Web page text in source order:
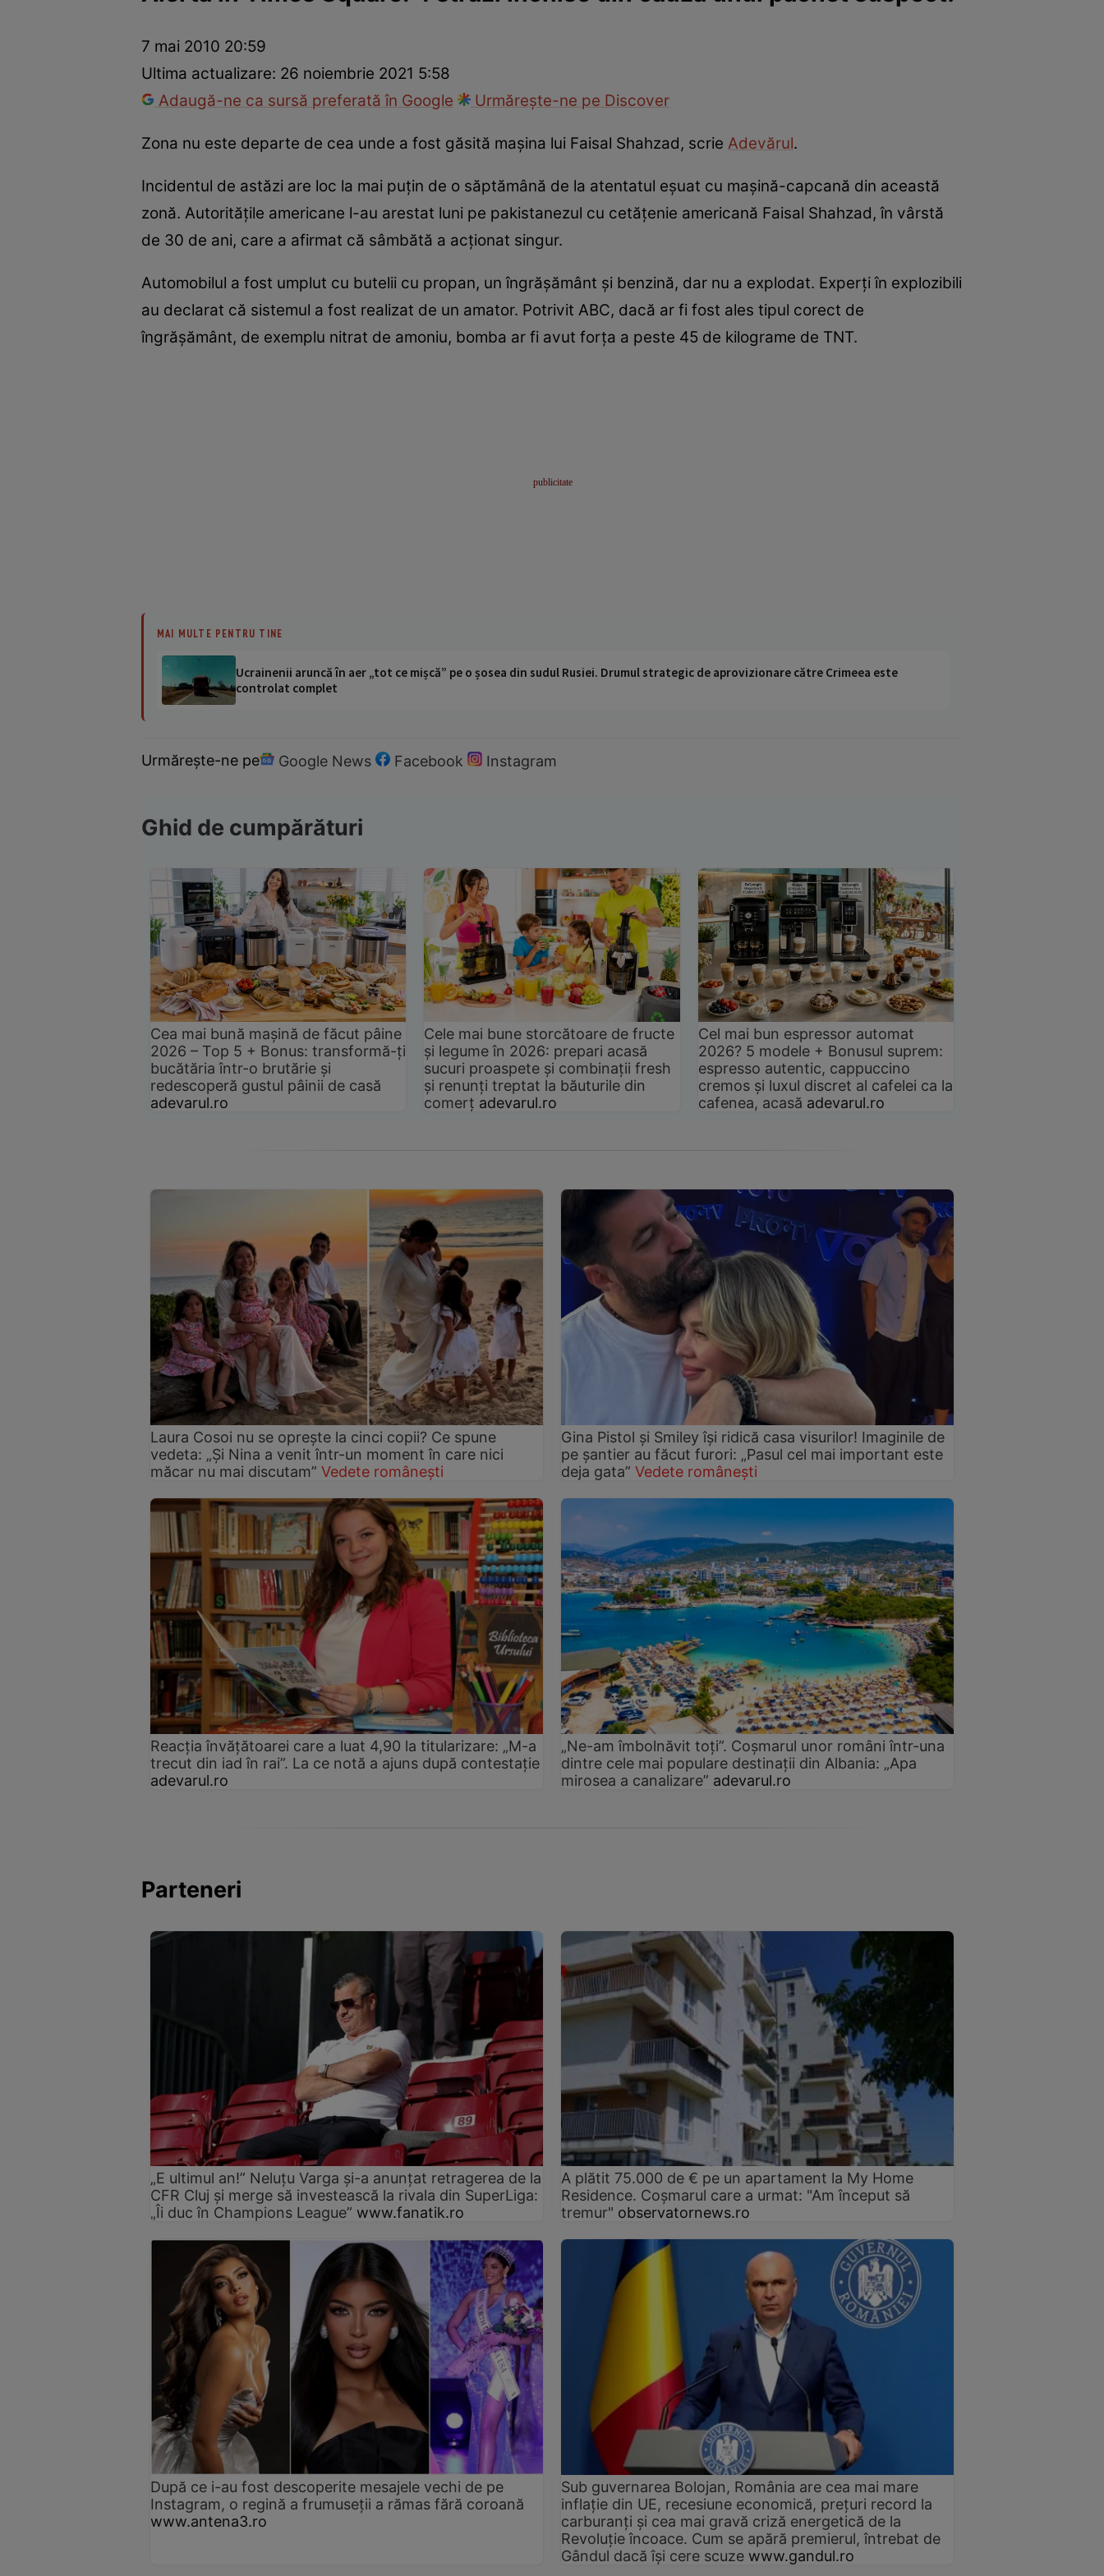
InternaționalFapt divers
7 mai 2010 20:59
Ultima actualizare: 26 noiembrie 2021 5:58
Adaugă-ne ca sursă preferată în Google
Urmărește-ne pe Discover
Zona nu este departe de cea unde a fost găsită maşina lui Faisal Shahzad, scrie Adevărul.
Incidentul de astăzi are loc la mai puţin de o săptămână de la atentatul eşuat cu maşină-capcană din această
zonă. Autorităţile americane l-au arestat luni pe pakistanezul cu cetăţenie americană Faisal Shahzad, în vârstă
de 30 de ani, care a afirmat că sâmbătă a acţionat singur.
Automobilul a fost umplut cu butelii cu propan, un îngrăşământ şi benzină, dar nu a explodat. Experţi în explozibili
au declarat că sistemul a fost realizat de un amator. Potrivit ABC, dacă ar fi fost ales tipul corect de
îngrăşământ, de exemplu nitrat de amoniu, bomba ar fi avut forţa a peste 45 de kilograme de TNT.
MAI MULTE PENTRU TINE
Ucrainenii aruncă în aer „tot ce mișcă” pe o șosea din sudul Rusiei. Drumul strategic de aprovizionare către Crimeea este
controlat complet
Urmărește-ne pe Google News Facebook Instagram
Ghid de cumpărături
Cea mai bună mașină de făcut pâine
2026 – Top 5 + Bonus: transformă-ți
bucătăria într-o brutărie și
redescoperă gustul pâinii de casă
adevarul.ro
Cele mai bune storcătoare de fructe
și legume în 2026: prepari acasă
sucuri proaspete și combinații fresh
și renunți treptat la băuturile din
comerț adevarul.ro
Cel mai bun espressor automat
2026? 5 modele + Bonusul suprem:
espresso autentic, cappuccino
cremos și luxul discret al cafelei ca la
cafenea, acasă adevarul.ro
Laura Cosoi nu se oprește la cinci copii? Ce spune
vedeta: „Și Nina a venit într-un moment în care nici
măcar nu mai discutam” Vedete românești
Gina Pistol și Smiley își ridică casa visurilor! Imaginile de
pe șantier au făcut furori: „Pasul cel mai important este
deja gata” Vedete românești
Reacția învățătoarei care a luat 4,90 la titularizare: „M-a
trecut din iad în rai”. La ce notă a ajuns după contestație
adevarul.ro
„Ne-am îmbolnăvit toți”. Coșmarul unor români într-una
dintre cele mai populare destinații din Albania: „Apa
mirosea a canalizare” adevarul.ro
Parteneri
„E ultimul an!” Neluțu Varga și-a anunțat retragerea de la
CFR Cluj și merge să investească la rivala din SuperLiga:
„Îi duc în Champions League” www.fanatik.ro
A plătit 75.000 de € pe un apartament la My Home
Residence. Coşmarul care a urmat: "Am început să
tremur" observatornews.ro
După ce i-au fost descoperite mesajele vechi de pe
Instagram, o regină a frumuseții a rămas fără coroană
www.antena3.ro
Sub guvernarea Bolojan, România are cea mai mare
inflație din UE, recesiune economică, prețuri record la
carburanți și cea mai gravă criză energetică de la
Revoluție încoace. Cum se apără premierul, întrebat de
Gândul dacă își cere scuze www.gandul.ro